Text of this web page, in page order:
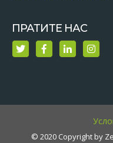
ПРАТИТЕ НАС
© 2020 Copyright by